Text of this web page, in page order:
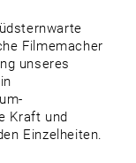
Filmemacher
unseres
Kraft und
Einzelheiten.